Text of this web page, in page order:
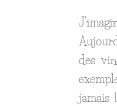
des
jamais